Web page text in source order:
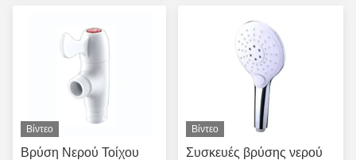
Βίντεο
Βρύση Νερού Τοίχου
Βίντεο
Συσκευές βρύσης νερού